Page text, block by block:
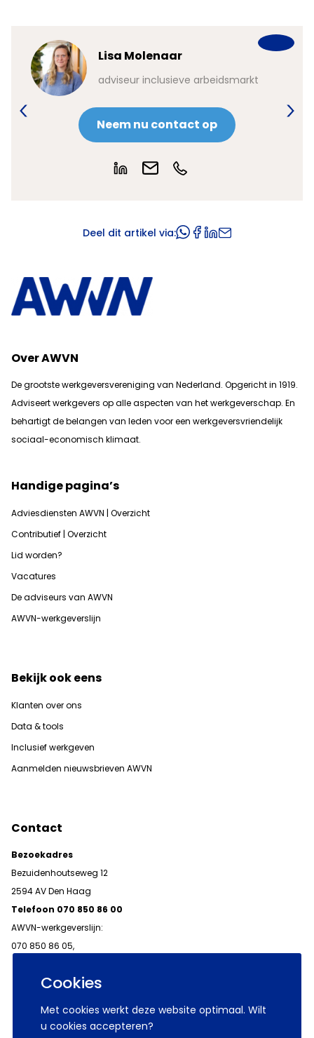
Cookies
Met cookies werkt deze website optimaal. Wilt
u cookies accepteren?
arbeidsmarkt
Lisanne Smits
communicatieadviseur
Neem nu contact op
Deel dit artikel via:
Over AWVN
De grootste werkgeversvereniging van Nederland. Opgericht in 1919.
Adviseert werkgevers op alle aspecten van het werkgeverschap. En
behartigt de belangen van leden voor een werkgeversvriendelijk
sociaal-economisch klimaat.
Handige pagina’s
Adviesdiensten AWVN | Overzicht
Contributief | Overzicht
Lid worden?
Vacatures
De adviseurs van AWVN
AWVN-werkgeverslijn
Bekijk ook eens
Klanten over ons
Data & tools
Inclusief werkgeven
Aanmelden nieuwsbrieven AWVN
Contact
Bezoekadres
Bezuidenhoutseweg 12
2594 AV Den Haag
Telefoon 070 850 86 00
AWVN-werkgeverslijn:
070 850 86 05,
© 2026 AWVN